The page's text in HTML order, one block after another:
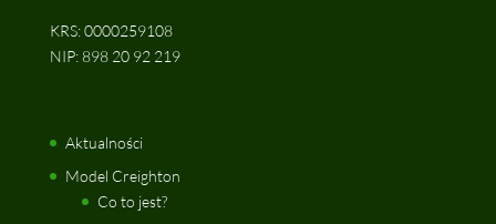
KRS: 0000259108
NIP: 898 20 92 219
Aktualności
Model Creighton
Co to jest?